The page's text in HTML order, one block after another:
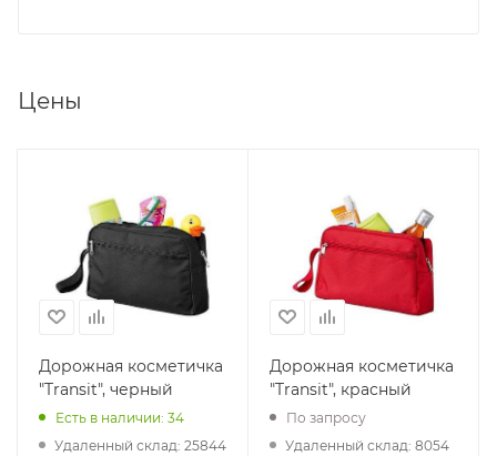
Цены
Дорожная косметичка
"Transit", черный
Есть в наличии: 34
Удаленный склад: 25844
Дорожная косметичка
"Transit", красный
По запросу
Удаленный склад: 8054